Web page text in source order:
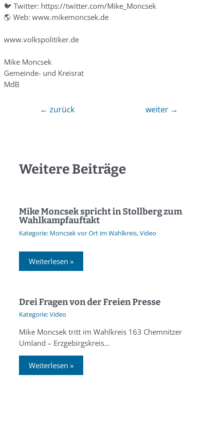
🐦 Twitter: https://twitter.com/Mike_Moncsek
🌎 Web: www.mikemoncsek.de
www.volkspolitiker.de
Mike Moncsek
Gemeinde- und Kreisrat
MdB
← zurück weiter →
Weitere Beiträge
Mike Moncsek spricht in Stollberg zum
Wahlkampfauftakt
Moncsek vor Ort im Wahlkreis,Video
Weiterlesen »
Drei Fragen von der Freien Presse
Video
Mike Moncsek tritt im Wahlkreis 163 Chemnitzer
Umland – Erzgebirgskreis…
Weiterlesen »